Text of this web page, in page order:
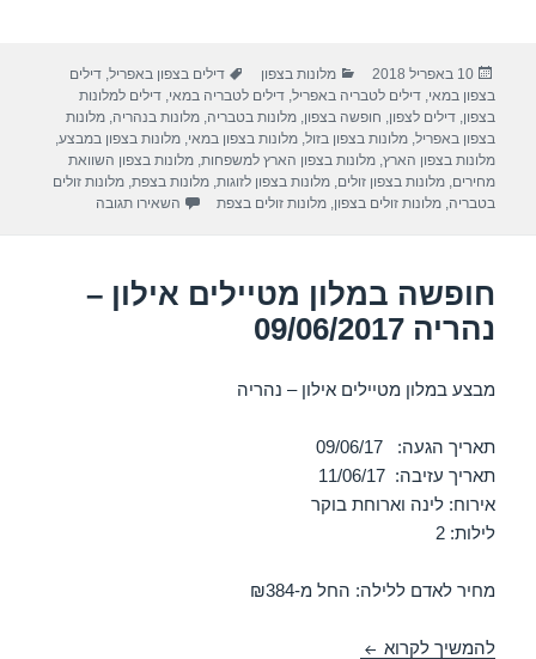
e
b
o
o
s
A
p
p
gr
a
m
e
פורסם
בתאריך
10 באפריל 2018 קטגוריות
מלונות בצפון תגיות
דילים בצפון באפריל,דילים
בצפון במאי,דילים לטבריה באפריל,דילים לטבריה במאי,דילים למלונות
בצפון,דילים לצפון, חופשה בצפון,מלונות בטבריה,מלונות בנהריה,מלונות
בצפון באפריל,מלונות בצפון בזול,מלונות בצפון במאי,מלונות בצפון במבצע,
מלונות בצפון הארץ,מלונות בצפון הארץ למשפחות,מלונות בצפון השוואת
מחירים,מלונות בצפון זולים,מלונות בצפון לזוגות,מלונות בצפת,מלונות זולים
בטבריה,מלונות זולים בצפון,מלונות זולים בצפת השאירו תגובה
חופשה במלון מטיילים אילון –
נהריה 09/06/2017
מבצע במלון מטיילים אילון – נהריה
תאריך הגעה: 09/06/17
תאריך עזיבה: 11/06/17
אירוח: לינה וארוחת בוקר
לילות: 2
מחיר לאדם ללילה: החל מ-₪384
להמשיך לקרוא חופשה במלון מטיילים אילון – נהריה 09/06/2017